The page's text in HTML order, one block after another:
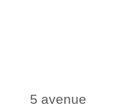
5 avenue